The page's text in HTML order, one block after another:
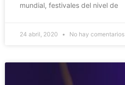
mundial, festivales del nivel de
24 abril, 2020 No hay comentarios